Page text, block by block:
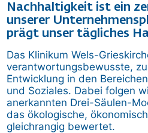
Nachhaltigkeit ist ein
unserer
prägt unser tägliches
Das Klinikum Wels-
verantwortungsbewusste,
Entwicklung in den
und Soziales. Dabei folgen
anerkannten Drei-Säulen-
das ökologische,
gleichrangig bewertet.